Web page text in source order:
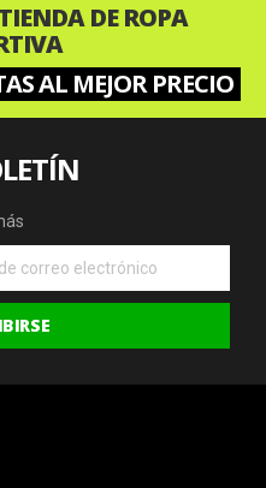
DE ROPA
AL MEJOR PRECIO